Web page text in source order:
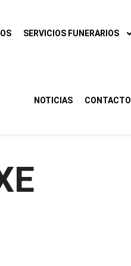
SERVICIOS FUNERARIOS
NOTICIAS CONTACTO